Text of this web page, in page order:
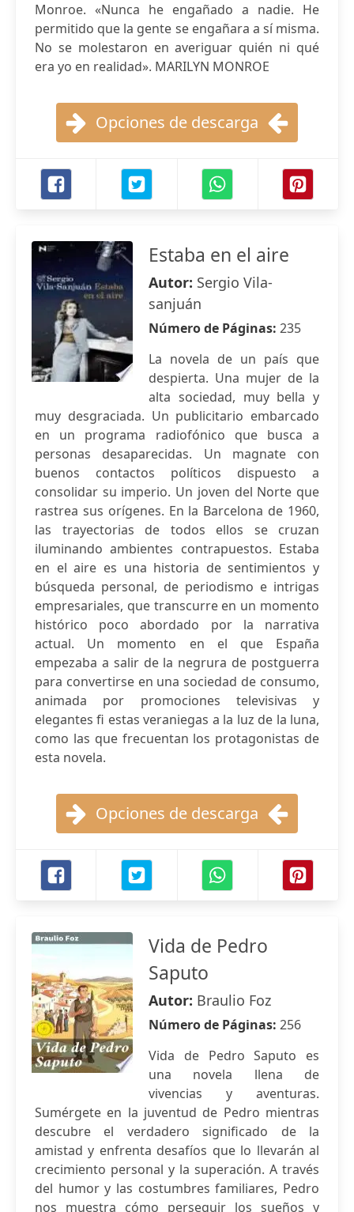
Monroe. «Nunca he engañado a nadie. He
permitido que la gente se engañara a sí misma.
No se molestaron en averiguar quién ni qué
era yo en realidad». MARILYN MONROE
Opciones de descarga
Estaba en el aire
Autor: Sergio Vila-
sanjuán
Número de Páginas: 235
La novela de un país que
despierta. Una mujer de la
alta sociedad, muy bella y
muy desgraciada. Un publicitario embarcado
en un programa radiofónico que busca a
personas desaparecidas. Un magnate con
buenos contactos políticos dispuesto a
consolidar su imperio. Un joven del Norte que
rastrea sus orígenes. En la Barcelona de 1960,
las trayectorias de todos ellos se cruzan
iluminando ambientes contrapuestos. Estaba
en el aire es una historia de sentimientos y
búsqueda personal, de periodismo e intrigas
empresariales, que transcurre en un momento
histórico poco abordado por la narrativa
actual. Un momento en el que España
empezaba a salir de la negrura de postguerra
para convertirse en una sociedad de consumo,
animada por promociones televisivas y
elegantes fi estas veraniegas a la luz de la luna,
como las que frecuentan los protagonistas de
esta novela.
Opciones de descarga
Vida de Pedro
Saputo
Autor: Braulio Foz
Número de Páginas: 256
Vida de Pedro Saputo es
una novela llena de
vivencias y aventuras.
Sumérgete en la juventud de Pedro mientras
descubre el verdadero significado de la
amistad y enfrenta desafíos que lo llevarán al
crecimiento personal y la superación. A través
del humor y las costumbres familiares, Pedro
nos muestra cómo perseguir los sueños y